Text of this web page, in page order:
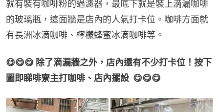
就有裝有咖啡粉的過濾器，最底下就是裝上滴漏咖啡
的玻璃瓶，這面牆是店內的人氣打卡位。咖啡方面就
有長洲冰滴咖啡、檸檬蜂蜜冰滴咖啡等。
😋😋😋 除了滴漏牆之外，店內還有不少打卡位！按下
圖即睇啡寮主打咖啡、店內擺設  😋😋😋